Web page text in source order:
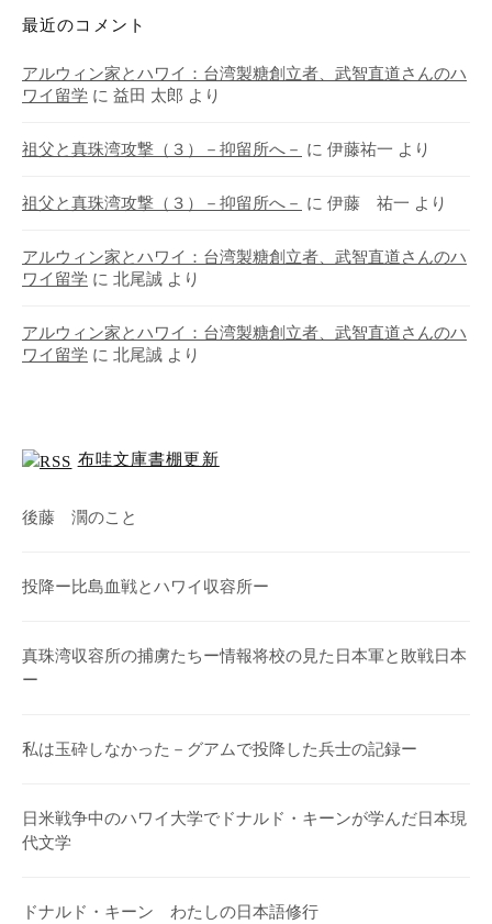
最近のコメント
アルウィン家とハワイ：台湾製糖創立者、武智直道さんのハ
ワイ留学 に 益田 太郎 より
祖父と真珠湾攻撃（３）－抑留所へ－ に 伊藤祐一 より
祖父と真珠湾攻撃（３）－抑留所へ－ に 伊藤 祐一 より
アルウィン家とハワイ：台湾製糖創立者、武智直道さんのハ
ワイ留学 に 北尾誠 より
アルウィン家とハワイ：台湾製糖創立者、武智直道さんのハ
ワイ留学 に 北尾誠 より
布哇文庫書棚更新
後藤 濶のこと
投降ー比島血戦とハワイ収容所ー
真珠湾収容所の捕虜たちー情報将校の見た日本軍と敗戦日本
ー
私は玉砕しなかった－グアムで投降した兵士の記録ー
日米戦争中のハワイ大学でドナルド・キーンが学んだ日本現
代文学
ドナルド・キーン わたしの日本語修行